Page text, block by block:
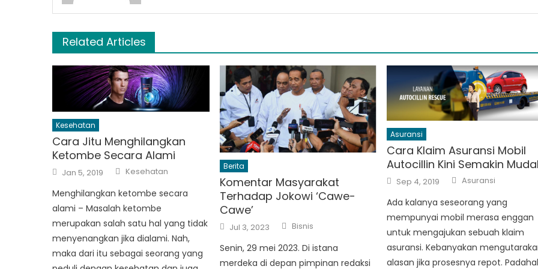
Related Articles
Kesehatan
Cara Jitu Menghilangkan
Ketombe Secara Alami
Posted
on
Jan 5, 2019 Author
Kesehatan
Menghilangkan ketombe secara
alami – Masalah ketombe
merupakan salah satu hal yang tidak
menyenangkan jika dialami. Nah,
maka dari itu sebagai seorang yang
Berita
Komentar Masyarakat
Terhadap Jokowi ‘Cawe-
Cawe’
Posted
on
Jul 3, 2023 Author
Bisnis
Senin, 29 mei 2023. Di istana
merdeka di depan pimpinan redaksi
Asuransi
Cara Klaim Asuransi Mobil
Autocillin Kini Semakin
Posted
on
Sep 4, 2019 Author
Asuransi
Ada kalanya seseorang yang
mempunyai mobil merasa enggan
untuk mengajukan sebuah klaim
asuransi. Kebanyakan
alasan jika prosesnya repot. Padahal